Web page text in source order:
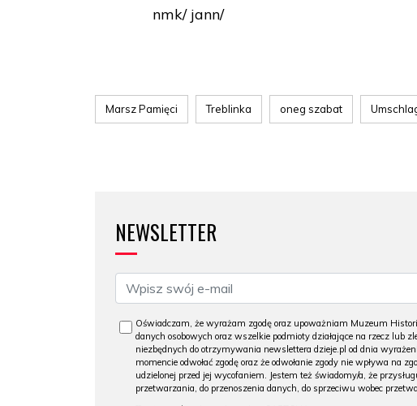
nmk/ jann/
Marsz Pamięci Treblinka oneg szabat
NEWSLETTER
Oświadczam, że wyrażam zgodę oraz upoważniam Muzeum
danych osobowych oraz wszelkie podmioty działające na rzecz lub
niezbędnych do otrzymywania newslettera dzieje.pl od dnia
momencie odwołać zgodę oraz że odwołanie zgody nie wpływa na
udzielonej przed jej wycofaniem. Jestem też świadomy/a, że
przetwarzania, do przenoszenia danych, do sprzeciwu wobec